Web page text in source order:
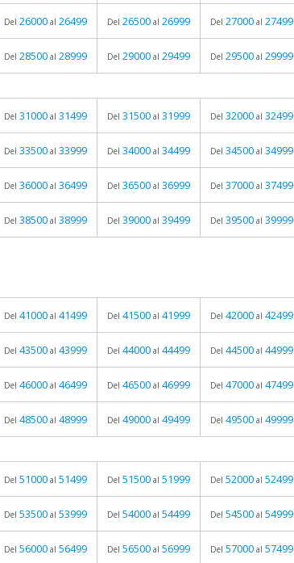
Del 26000 al 26499 Del 26500 al 26999 Del 27000 al 27499
Del 28500 al 28999 Del 29000 al 29499 Del 29500 al 29999
Del 31000 al 31499 Del 31500 al 31999 Del 32000 al 32499
Del 33500 al 33999 Del 34000 al 34499 Del 34500 al 34999
Del 36000 al 36499 Del 36500 al 36999 Del 37000 al 37499
Del 38500 al 38999 Del 39000 al 39499 Del 39500 al 39999
Del 41000 al 41499 Del 41500 al 41999 Del 42000 al 42499
Del 43500 al 43999 Del 44000 al 44499 Del 44500 al 44999
Del 46000 al 46499 Del 46500 al 46999 Del 47000 al 47499
Del 48500 al 48999 Del 49000 al 49499 Del 49500 al 49999
Del 51000 al 51499 Del 51500 al 51999 Del 52000 al 52499
Del 53500 al 53999 Del 54000 al 54499 Del 54500 al 54999
Del 56000 al 56499 Del 56500 al 56999 Del 57000 al 57499